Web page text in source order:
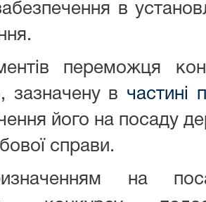
в
переможця
зазначену в частині
його на посаду
справи.
на